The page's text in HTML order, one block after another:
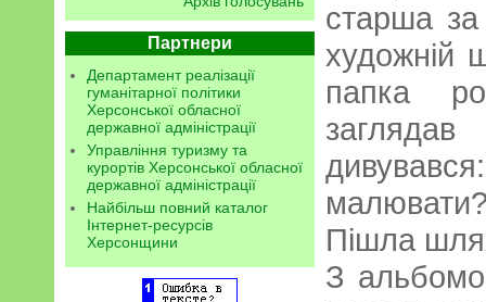
Партнери
Департамент реалізації
гуманітарної політики
Херсонської обласної
державної адміністрації
Управління туризму та
курортів Херсонської обласної
державної адміністрації
Найбільш повний каталог
Інтернет-ресурсів
Херсонщини
старша
художній
папка
Пішла
З